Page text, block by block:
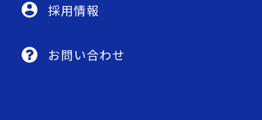
採用情報
お問い合わせ